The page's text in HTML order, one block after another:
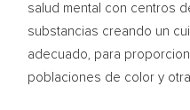
salud mental con centros
substancias creando un
adecuado, para
poblaciones de color y